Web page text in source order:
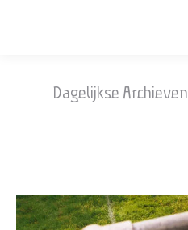
Dagelijkse Archieven